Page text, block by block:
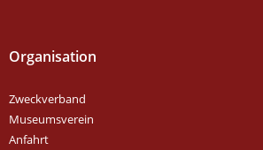
Organisation
Zweckverband
Museumsverein
Anfahrt